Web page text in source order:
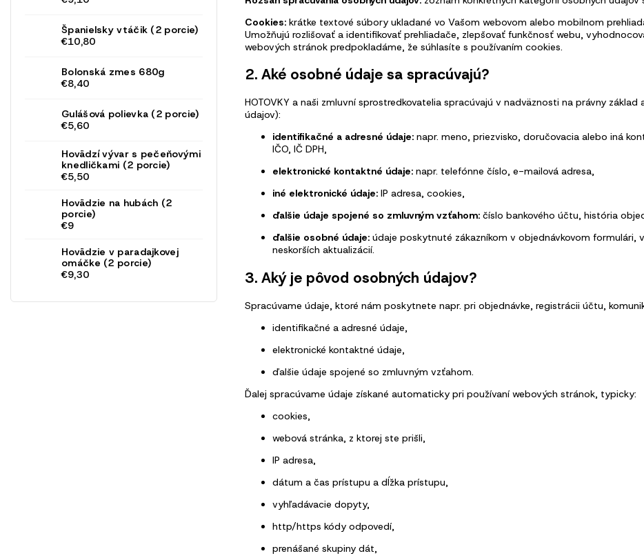
Španielsky vtáčik (2 porcie)
€10,80
Bolonská zmes 680g
€8,40
Gulášová polievka (2 porcie)
€5,60
Hovädzí vývar s pečeňovými
knedličkami (2 porcie)
€5,50
Hovädzie na hubách (2
porcie)
€9
Hovädzie v paradajkovej
omáčke (2 porcie)
€9,30
Cookies: krátke textové súbory ukladané vo Vašom webovom alebo mobilnom
Umožňujú rozlišovať a identifikovať prehliadače, zlepšovať funkčnosť webu,
webových stránok predpokladáme, že súhlasíte s používaním cookies.
2. Aké osobné údaje sa spracúvajú?
HOTOVKY a naši zmluvní sprostredkovatelia spracúvajú v nadväznosti na právny
údajov):
identifikačné a adresné údaje: napr. meno, priezvisko, doručovacia alebo iná
IČO, IČ DPH,
elektronické kontaktné údaje: napr. telefónne číslo, e-mailová adresa,
iné elektronické údaje: IP adresa, cookies,
ďalšie údaje spojené so zmluvným vzťahom: číslo bankového účtu, história
ďalšie osobné údaje: údaje poskytnuté zákazníkom v objednávkovom
neskorších aktualizácií.
3. Aký je pôvod osobných údajov?
Spracúvame údaje, ktoré nám poskytnete napr. pri objednávke, registrácii účtu,
identifikačné a adresné údaje,
elektronické kontaktné údaje,
ďalšie údaje spojené so zmluvným vzťahom.
Ďalej spracúvame údaje získané automaticky pri používaní webových stránok, typicky:
cookies,
webová stránka, z ktorej ste prišli,
IP adresa,
dátum a čas prístupu a dĺžka prístupu,
vyhľadávacie dopyty,
http/https kódy odpovedí,
prenášané skupiny dát,